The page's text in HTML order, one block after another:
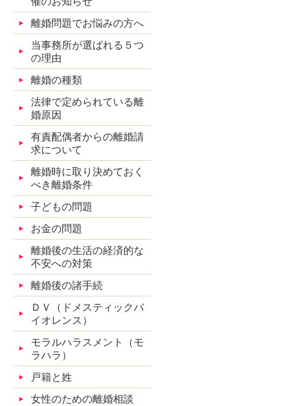
離婚問題でお悩みの方へ
当事務所が選ばれる５つ
の理由
離婚の種類
法律で定められている離
婚原因
有責配偶者からの離婚請
求について
離婚時に取り決めておく
べき離婚条件
子どもの問題
お金の問題
離婚後の生活の経済的な
不安への対策
離婚後の諸手続
ＤＶ（ドメスティックバ
イオレンス）
モラルハラスメント（モ
ラハラ）
戸籍と姓
女性のための離婚相談